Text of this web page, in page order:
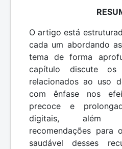
O artigo está
cada um abordando
tema de forma
capítulo discute os
relacionados ao uso
com ênfase nos
precoce e
digitais, além
recomendações para
saudável desses